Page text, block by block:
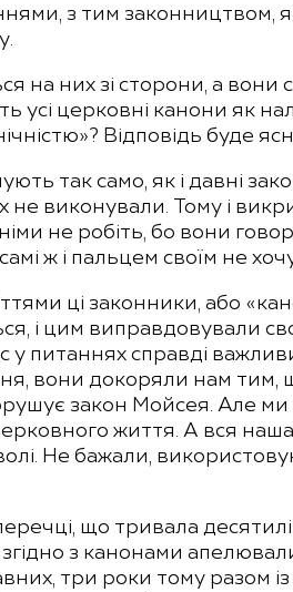
з тим законництвом,
на них зі сторони, а вони
усі церковні канони як
Відповідь буде
так само, як і давні
не виконували. Тому і
не робіть, бо вони
самі ж і пальцем своїм не
ці законники, або
і цим виправдовували
у питаннях справді
вони докоряли нам тим,
закон Мойсея. Але ми
життя. А вся
Не бажали,
що тривала
з канонами
три роки тому разом